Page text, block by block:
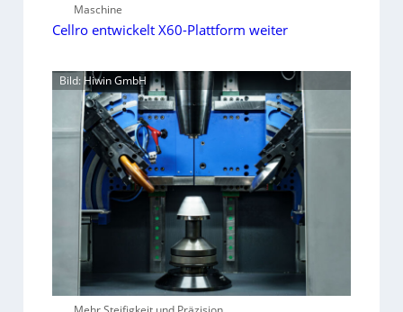
Maschine
Cellro entwickelt X60-Plattform weiter
Bild: Hiwin GmbH